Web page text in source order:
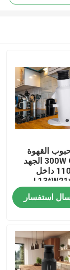
القهوة
300W GEENDE الجهد
110V-220V داخل
استفسار